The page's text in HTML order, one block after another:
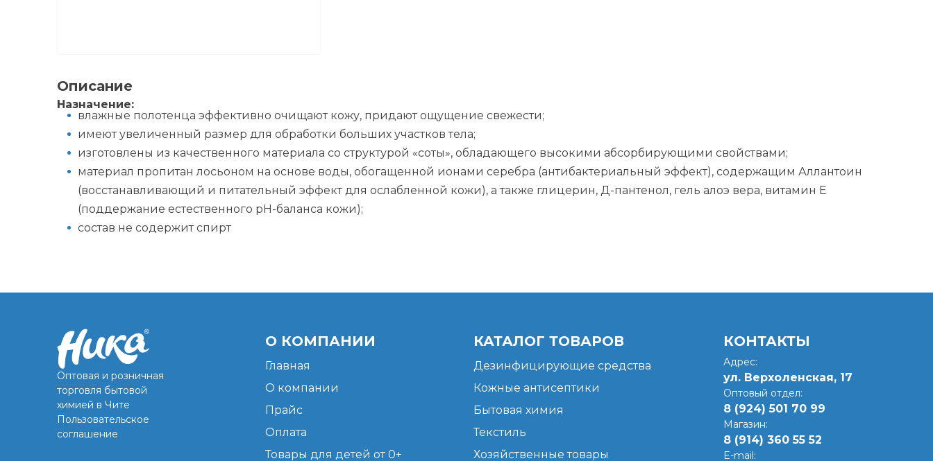
Описание
Назначение:
влажные полотенца эффективно очищают кожу, придают ощущение свежести;
имеют увеличенный размер для обработки больших участков тела;
изготовлены из качественного материала со структурой «соты», обладающего высокими абсорбирующими свойствами;
материал пропитан лосьоном на основе воды, обогащенной ионами серебра (антибактериальный эффект), содержащим Аллантоин
(восстанавливающий и питательный эффект для ослабленной кожи), а также глицерин, Д-пантенол, гель алоэ вера, витамин Е
(поддержание естественного рН-баланса кожи);
состав не содержит спирт
Оптовая и розничная
торговля бытовой
химией в Чите
Пользовательское
соглашение
О КОМПАНИИ
Главная
О компании
Прайс
Оплата
Товары для детей от 0+
КАТАЛОГ ТОВАРОВ
Дезинфицирующие средства
Кожные антисептики
Бытовая химия
Текстиль
Хозяйственные товары
КОНТАКТЫ
Адрес:
ул. Верхоленская, 17​
Оптовый отдел:
8 (924) 501 70 99
Магазин:
8 (914) 360 55 52
E-mail: